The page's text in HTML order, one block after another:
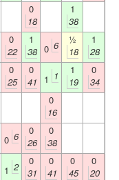
0
18
1
38
0
22
1
38 0 6
½
18
1
28
0
25
0
41
1 1
1
19
0
34
0
16
0 6
0
26
0
38
1 2
0
31
0
41
0
45
0
20